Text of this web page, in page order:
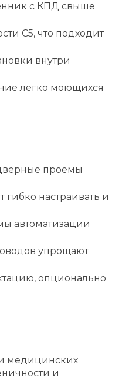
с КПД свыше
C5, что подходит
внутри
легко моющихся
проемы
гибко настраивать и
автоматизации
упрощают
опционально
и медицинских
и